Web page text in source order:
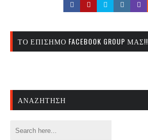
ΤΟ ΕΠΊΣΗΜΟ FACEBOOK GROUP ΜΑΣ!!
ΑΝΑΖΉΤΗΣΗ